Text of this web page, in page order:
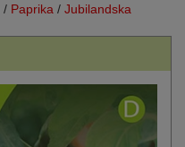
/ Paprika / Jubilandska